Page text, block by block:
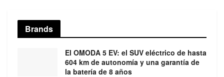
Brands
El OMODA 5 EV: el SUV eléctrico de hasta
604 km de autonomía y una garantía de
la batería de 8 años